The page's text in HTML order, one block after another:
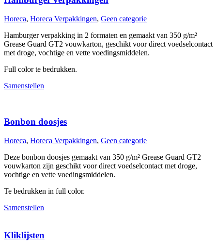
Horeca, Horeca Verpakkingen, Geen categorie
Hamburger verpakking in 2 formaten en gemaakt van 350 g/m²
Grease Guard GT2 vouwkarton, geschikt voor direct voedselcontact
met droge, vochtige en vette voedingsmiddelen.
Full color te bedrukken.
Samenstellen
Bonbon doosjes
Horeca, Horeca Verpakkingen, Geen categorie
Deze bonbon doosjes gemaakt van 350 g/m² Grease Guard GT2
vouwkarton zijn geschikt voor direct voedselcontact met droge,
vochtige en vette voedingsmiddelen.
Te bedrukken in full color.
Samenstellen
Kliklijsten